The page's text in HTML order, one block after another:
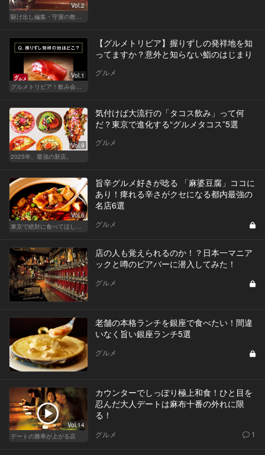
Vol.2
駆け出し編集・守屋の教えて 今宵の美食モンスター♡
Vol.1
グルメトリビア！飲み会やデートで会話のネタになるQ＆A
【グルメトリビア】握りずしの発祥地を知
ってますか？意外と知らない鮨のはじまり
グルメ
Vol.9
2025年、最強の新店。
気付けば大流行の「タコス飲み」って何
だ？東京で進化する“グルメタコス”5選
グルメ
Vol.6
旨辛グルメ好きが唸る 「麻婆豆腐」ココに
あり！痺れる辛さがクセになる都内最強の
名店6選
グルメ
店の人も覚えられるのか！？日本一マニア
ックと噂のビアバーに潜入してみた！
グルメ
老舗の本格ランチを銀座で食べたい！間違
いなく旨い銀座ランチ5選
グルメ
Vol.14
デートの勝率が上がる店
カウンターでしっぽり極上和食！ひと目を
忍んだ大人デートは麻布十番の外れに限
る！
グルメ 1